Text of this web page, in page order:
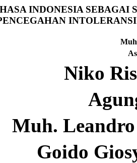
INDONESIA
Niko
Muh.
Goido